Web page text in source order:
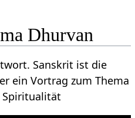
Dhurvan
Sanskrit ist die
ein Vortrag zum Thema
Spiritualität